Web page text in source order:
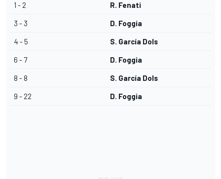
1 - 2 R. Fenati
3 - 3 D. Foggia
4 - 5 S. García Dols
6 - 7 D. Foggia
8 - 8 S. García Dols
9 - 22 D. Foggia